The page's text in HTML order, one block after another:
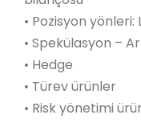
• Pozisyon
• Spekülasyon –
• Hedge
• Türev ürünler
• Risk yönetimi